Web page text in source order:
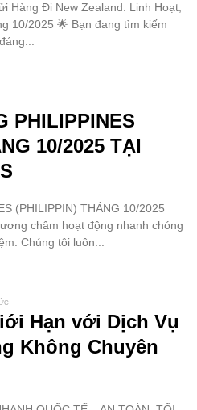
Hàng Đi New Zealand: Linh Hoạt,
10/2025 🌟 Bạn đang tìm kiếm
PHILIPPINES
10/2025 TẠI
(PHILIPPIN) THÁNG 10/2025
châm hoạt động nhanh chóng
Chúng tôi luôn...
Hạn với Dịch Vụ
Không Chuyên